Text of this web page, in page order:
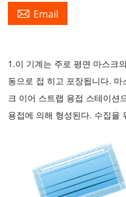
 Email
1.이 기계는 주로 평면 마스크
동으로 접 히고 포장됩니다.
크 이어 스트랩 용접 스테이션
용접에 의해 형성된다. 수집을